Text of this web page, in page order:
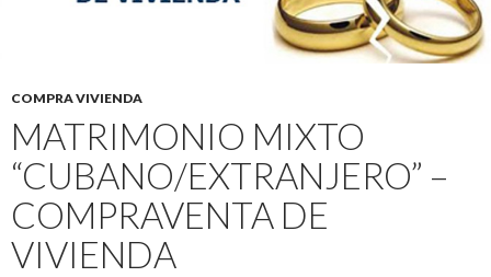
COMPRA VIVIENDA
MATRIMONIO MIXTO
“CUBANO/EXTRANJERO” –
COMPRAVENTA DE
VIVIENDA